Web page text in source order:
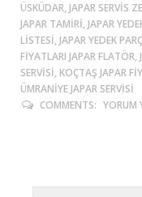
ÜSKÜDAR, JAPAR SERVIS
JAPAR TAMIRI, JAPAR
LISTESI, JAPAR YEDEK
FIYATLARI JAPAR FLATÖR,
SERVISI, KOÇTAŞ JAPAR
ÜMRANIYE JAPAR SERVISI
COMMENTS: YORUM